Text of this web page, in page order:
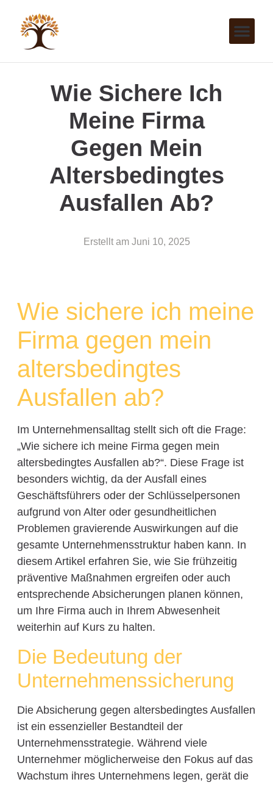
Wie Sichere Ich
Meine Firma
Gegen Mein
Altersbedingtes
Ausfallen Ab?
Erstellt am Juni 10, 2025
Wie sichere ich meine
Firma gegen mein
altersbedingtes
Ausfallen ab?
Im Unternehmensalltag stellt sich oft die Frage:
„Wie sichere ich meine Firma gegen mein
altersbedingtes Ausfallen ab?“. Diese Frage ist
besonders wichtig, da der Ausfall eines
Geschäftsführers oder der Schlüsselpersonen
aufgrund von Alter oder gesundheitlichen
Problemen gravierende Auswirkungen auf die
gesamte Unternehmensstruktur haben kann. In
diesem Artikel erfahren Sie, wie Sie frühzeitig
präventive Maßnahmen ergreifen oder auch
entsprechende Absicherungen planen können,
um Ihre Firma auch in Ihrem Abwesenheit
weiterhin auf Kurs zu halten.
Die Bedeutung der
Unternehmenssicherung
Die Absicherung gegen altersbedingtes Ausfallen
ist ein essenzieller Bestandteil der
Unternehmensstrategie. Während viele
Unternehmer möglicherweise den Fokus auf das
Wachstum ihres Unternehmens legen, gerät die